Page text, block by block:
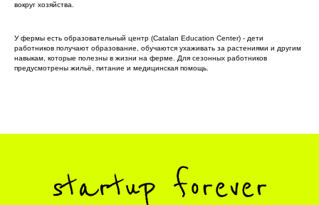
вокруг хозяйства.
У фермы есть образовательный центр (Catalan Education Center) - дети
работников получают образование, обучаются ухаживать за растениями и другим
навыкам, которые полезны в жизни на ферме. Для сезонных работников
предусмотрены жильё, питание и медицинская помощь.